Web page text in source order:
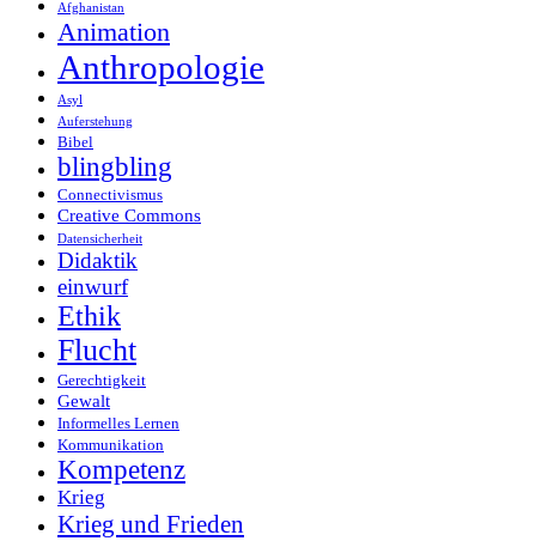
Afghanistan
Animation
Anthropologie
Asyl
Auferstehung
Bibel
blingbling
Connectivismus
Creative Commons
Datensicherheit
Didaktik
einwurf
Ethik
Flucht
Gerechtigkeit
Gewalt
Informelles Lernen
Kommunikation
Kompetenz
Krieg
Krieg und Frieden